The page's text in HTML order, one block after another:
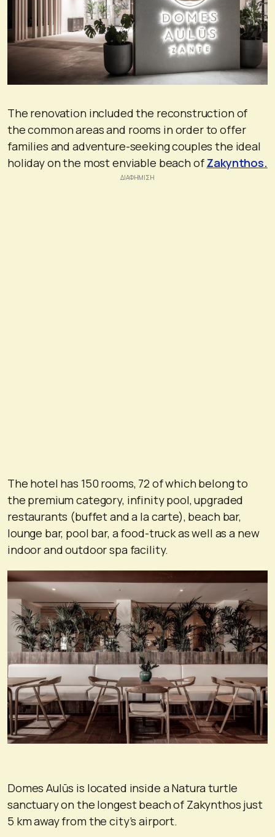
The renovation included the reconstruction of
the common areas and rooms in order to offer
families and adventure-seeking couples the ideal
holiday on the most enviable beach ofZakynthos.
The hotel has 150 rooms, 72 of which belong to
the premium category, infinity pool, upgraded
restaurants (buffet and a la carte), beach bar,
lounge bar, pool bar, a food-truck as well as a new
indoor and outdoor spa facility.
Domes Aulūs is located inside a Natura turtle
sanctuary on the longest beach of Zakynthos just
5 km away from the city’s airport.